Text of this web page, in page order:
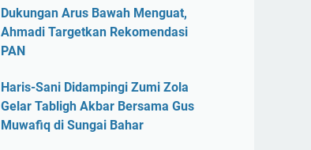
Dukungan Arus Bawah Menguat,
Ahmadi Targetkan Rekomendasi
PAN
Haris-Sani Didampingi Zumi Zola
Gelar Tabligh Akbar Bersama Gus
Muwafiq di Sungai Bahar